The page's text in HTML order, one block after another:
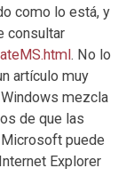
como lo está, y
consultar
. No lo
artículo muy
Windows mezcla
de que las
puede
Explorer